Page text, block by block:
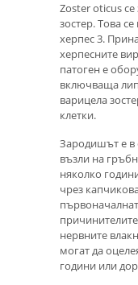
Zoster oticus се
зостер. Това
херпес 3.
херпесните
патоген е
включваща
варицела
клетки.
Зародишът е в
възли на
няколко
чрез
нервните
могат да
години или